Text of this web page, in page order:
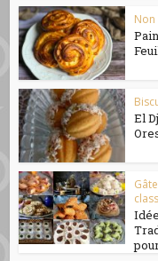
Non
El